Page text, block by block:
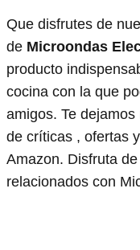
Que disfrutes de
de Microondas
producto
cocina con la que
amigos. Te
de críticas , ofertas
Amazon. Disfruta
relacionados con